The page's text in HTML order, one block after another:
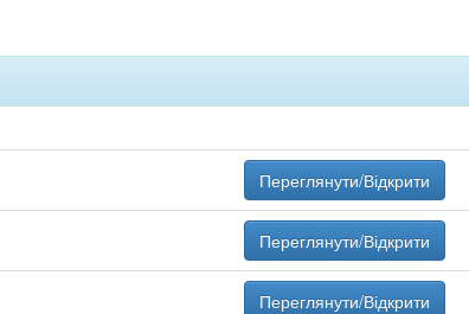
Переглянути/Відкрити
Переглянути/Відкрити
Переглянути/Відкрити